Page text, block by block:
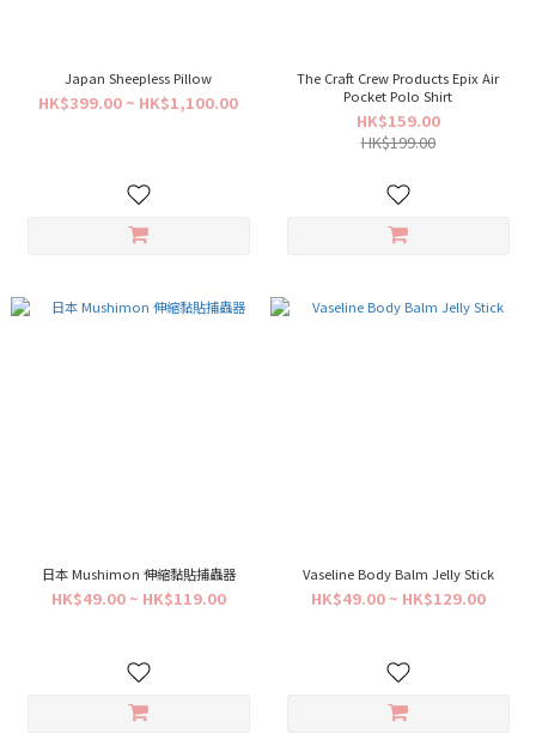
Japan Sheepless Pillow
HK$399.00 ~ HK$1,100.00
The Craft Crew Products Epix Air
Pocket Polo Shirt
HK$159.00
HK$199.00
日本 Mushimon 伸縮黏貼捕蟲器
HK$49.00 ~ HK$119.00
Vaseline Body Balm Jelly Stick
HK$49.00 ~ HK$129.00